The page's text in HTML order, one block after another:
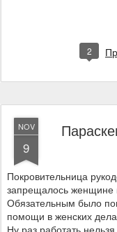
2
NOV
9
Покровительница
запрещалось женщине
Обязательным было
помощи в женских
Ну раз работать